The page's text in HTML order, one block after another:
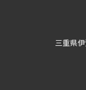
三重県